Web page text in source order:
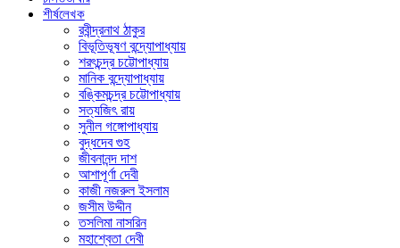
শীর্ষলেখক
রবীন্দ্রনাথ ঠাকুর
বিভূতিভূষণ বন্দ্যোপাধ্যায়
শরৎচন্দ্র চট্টোপাধ্যায়
মানিক বন্দ্যোপাধ্যায়
বঙ্কিমচন্দ্র চট্টোপাধ্যায়
সত্যজিৎ রায়
সুনীল গঙ্গোপাধ্যায়
বুদ্ধদেব গুহ
জীবনানন্দ দাশ
আশাপূর্ণা দেবী
কাজী নজরুল ইসলাম
জসীম উদ্দীন
তসলিমা নাসরিন
মহাশ্বেতা দেবী